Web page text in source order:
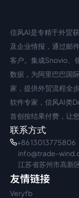
中文入口
信风AI是专精于外贸
及企业情报，通过邮
客户。集成Snovio、
数据，为阿里巴巴国
家，提供外贸流程全
软件专家，信风AI类
首创按结果付费，让
联系方式
+86 13013775806
info@trade-
江苏省苏州市高新
友情链接
Veryfb